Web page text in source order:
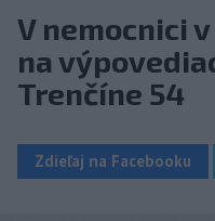
V nemocnici
na
Trenčíne 54
Zdieľaj na Facebooku